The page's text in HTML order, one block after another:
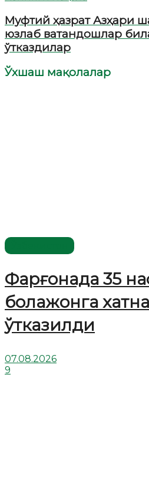
Муфтий ҳазрат Азҳари
юзлаб ватандошлар
ўтказдилар
Ўхшаш мақолалар
Фарғонада 35
болажонга
ўтказилди
07.08.2026
9